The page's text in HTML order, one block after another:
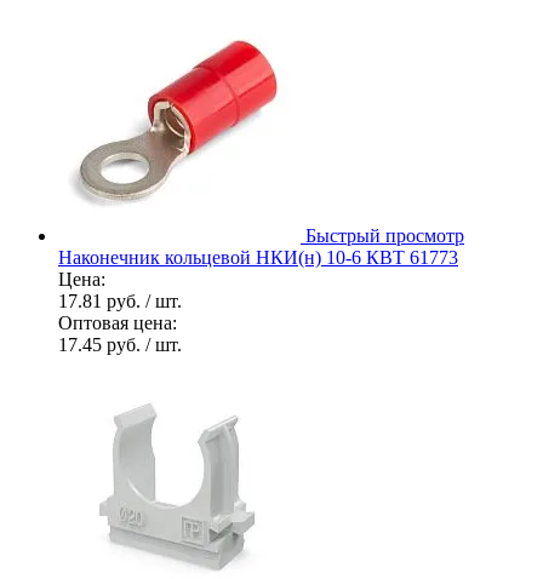
Быстрый просмотр
Наконечник кольцевой НКИ(н) 10-6 КВТ 61773
Цена:
17.81 руб. / шт.
Оптовая цена:
17.45 руб. / шт.